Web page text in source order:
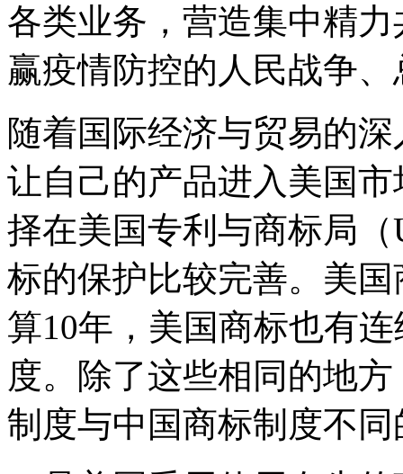
各类业务，营造集中精
赢疫情防控的人民战争
随着国际经济与贸易的
让自己的产品进入美国
择在美国专利与商标局
标的保护比较完善。美
算10年，美国商标也有
度。除了这些相同的地
制度与中国商标制度不